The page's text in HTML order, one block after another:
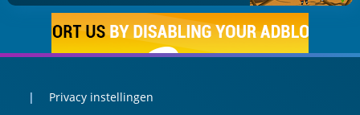
Privacy instellingen